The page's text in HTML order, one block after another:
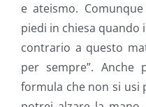
e ateismo.
piedi in chiesa quando
contrario a questo
per sempre”. Anche
formula che non si usi